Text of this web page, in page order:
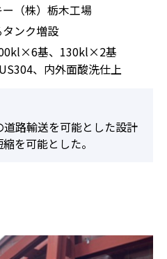
（株）栃木工場
ンク増設
基、130kl×2基
、内外面酸洗仕上
路輸送を可能とした設計
を可能とした。